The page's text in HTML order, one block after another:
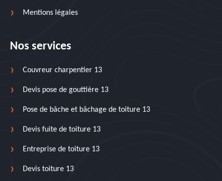
Mentions légales
Nos services
Couvreur charpentier 13
Devis pose de gouttière 13
Pose de bâche et bâchage de toiture 13
Devis fuite de toiture 13
Entreprise de toiture 13
Devis toiture 13